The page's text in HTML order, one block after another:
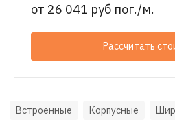
от 26 041 руб пог./м.
Рассчитать
Встроенные Корпусные